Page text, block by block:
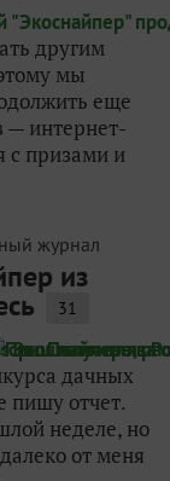
другим
мы
еще
— интернет-
с призами и
журнал
из
31
дачных
пишу отчет.
неделе, но
от меня